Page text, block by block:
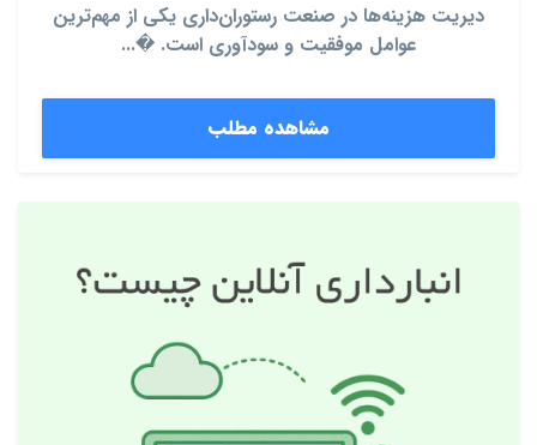
دیریت هزینه‌ها در صنعت رستوران‌داری یکی از مهم‌ترین
عوامل موفقیت و سودآوری است. �...
مشاهده مطلب